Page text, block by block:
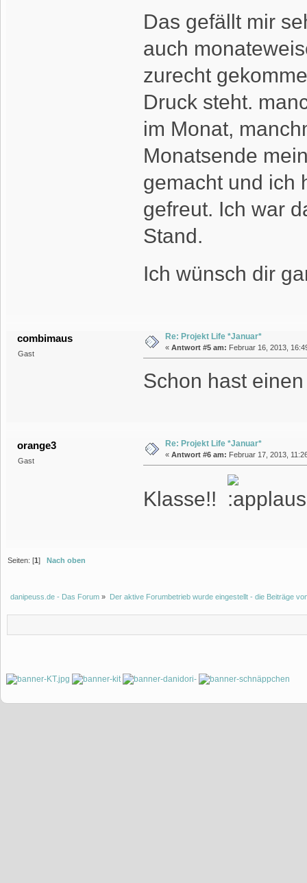
Das gefällt mir
auch
zurecht
Druck steht.
im Monat,
Monatsende
gemacht und ich
gefreut. Ich war
Stand.
Ich wünsch dir
combimaus
Gast
Re: Projekt Life *Januar*
« Antwort #5 am: Februar 16, 2013,
Schon hast
orange3
Gast
Re: Projekt Life *Januar*
« Antwort #6 am: Februar 17, 2013,
Klasse!!
Seiten: [1]Nach oben
danipeuss.de - Das Forum » Der aktive Forumbetrieb wurde eingestellt - die Beiträge